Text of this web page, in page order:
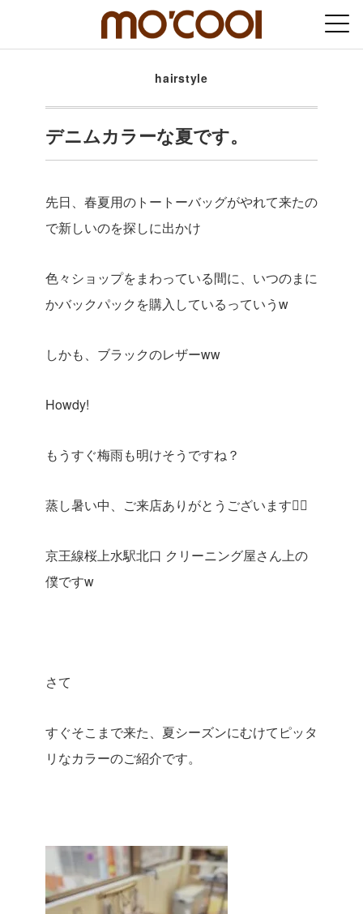
hairstyle
デニムカラーな夏です。
先日、春夏用のトートーバッグがやれて来たの
で新しいのを探しに出かけ
色々ショップをまわっている間に、いつのまに
かバックパックを購入しているっていうw
しかも、ブラックのレザーww
Howdy!
もうすぐ梅雨も明けそうですね？
蒸し暑い中、ご来店ありがとうございます🙇‍♂️
京王線桜上水駅北口 クリーニング屋さん上の
僕ですw
さて
すぐそこまで来た、夏シーズンにむけてピッタ
リなカラーのご紹介です。